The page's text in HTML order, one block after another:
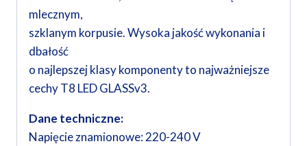
mlecznym,
szklanym korpusie. Wysoka jakość wykonania i
dbałość
o najlepszej klasy komponenty to najważniejsze
cechy T8 LED GLASSv3.
Dane techniczne:
Napięcie znamionowe: 220-240 V